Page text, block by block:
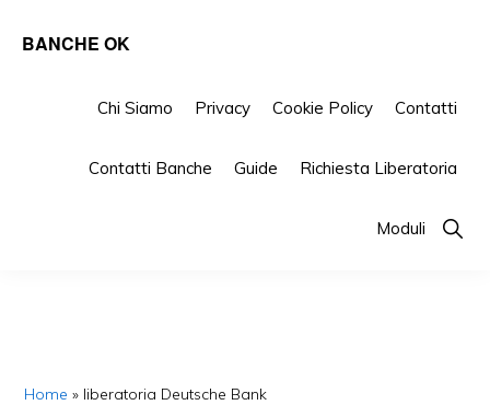
BANCHE OK
Chi Siamo Privacy Cookie Policy Contatti
Contatti Banche Guide Richiesta Liberatoria
Moduli Show
Home » liberatoria Deutsche Bank​